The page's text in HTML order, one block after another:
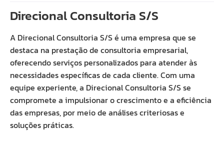
Direcional Consultoria S/S
A Direcional Consultoria S/S é uma empresa que se
destaca na prestação de consultoria empresarial,
oferecendo serviços personalizados para atender às
necessidades específicas de cada cliente. Com uma
equipe experiente, a Direcional Consultoria S/S se
compromete a impulsionar o crescimento e a eficiência
das empresas, por meio de análises criteriosas e
soluções práticas.